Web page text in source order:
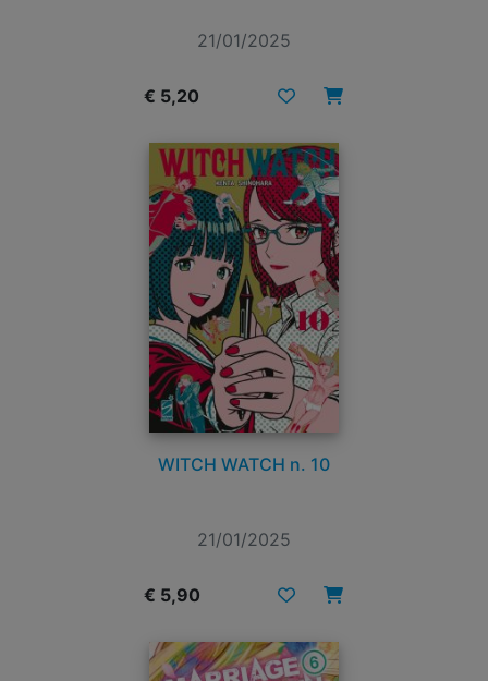
21/01/2025
€ 5,20
WITCH WATCH n. 10
21/01/2025
€ 5,90